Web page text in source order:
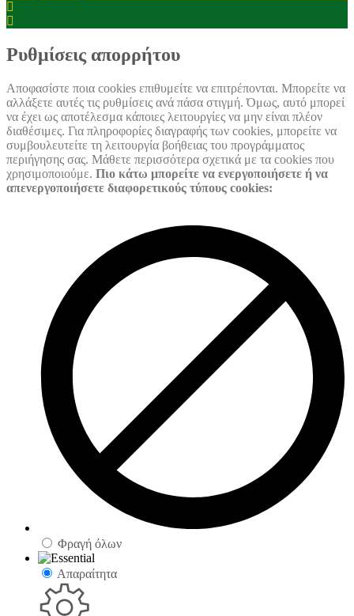
Settings
Ρυθμίσεις απορρήτου
Αποφασίστε ποια cookies επιθυμείτε να επιτρέπονται. Μπορείτε να
αλλάξετε αυτές τις ρυθμίσεις ανά πάσα στιγμή. Όμως, αυτό μπορεί
να έχει ως αποτέλεσμα κάποιες λειτουργίες να μην είναι πλέον
διαθέσιμες. Για πληροφορίες διαγραφής των cookies, μπορείτε να
συμβουλευτείτε τη λειτουργία βοήθειας του προγράμματος
περιήγησης σας. Μάθετε περισσότερα σχετικά με τα cookies που
χρησιμοποιούμε. Πιο κάτω μπορείτε να ενεργοποιήσετε ή να
απενεργοποιήσετε διαφορετικούς τύπους cookies:
Φραγή όλων
Απαραίτητα